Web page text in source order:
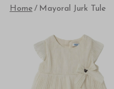
Bestel
van
Home Mayoral Jurk Tule